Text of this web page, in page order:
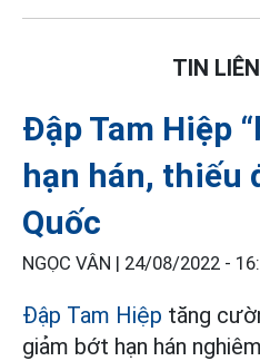
TIN
Đập Tam Hiệp
hạn hán, thiếu
Quốc
NGỌC VÂN | 24/08/2022 -
Đập Tam Hiệp tăng
giảm bớt hạn hán